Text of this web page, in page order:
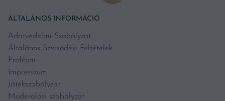
ÁLTALÁNOS INFORMÁCIÓ
Adatvédelmi Szabályzat
Általános Szerződési Feltételek
Profilom
Impresszum
Játékszabályzat
Moderálási szabályzat